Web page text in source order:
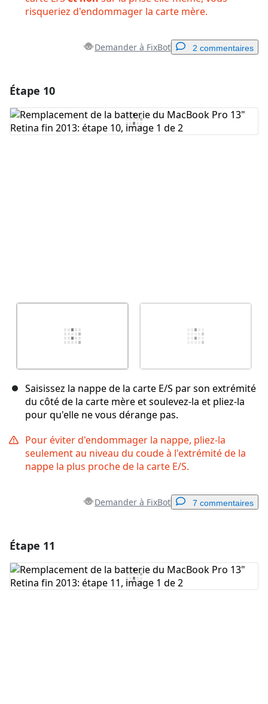
risqueriez d'endommager la carte mère.
Demander à FixBot 2 commentaires
Ajouter un commentaire
Étape 10
Saisissez la nappe de la carte E/S par son extrémité
du côté de la carte mère et soulevez-la et pliez-la
pour qu'elle ne vous dérange pas.
Pour éviter d'endommager la nappe, pliez-la
seulement au niveau du coude à l'extrémité de la
nappe la plus proche de la carte E/S.
Demander à FixBot 7 commentaires
Ajouter un commentaire
Étape 11